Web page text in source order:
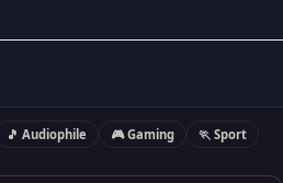
🎵 Audiophile 🎮 Gaming
🏃 Sport